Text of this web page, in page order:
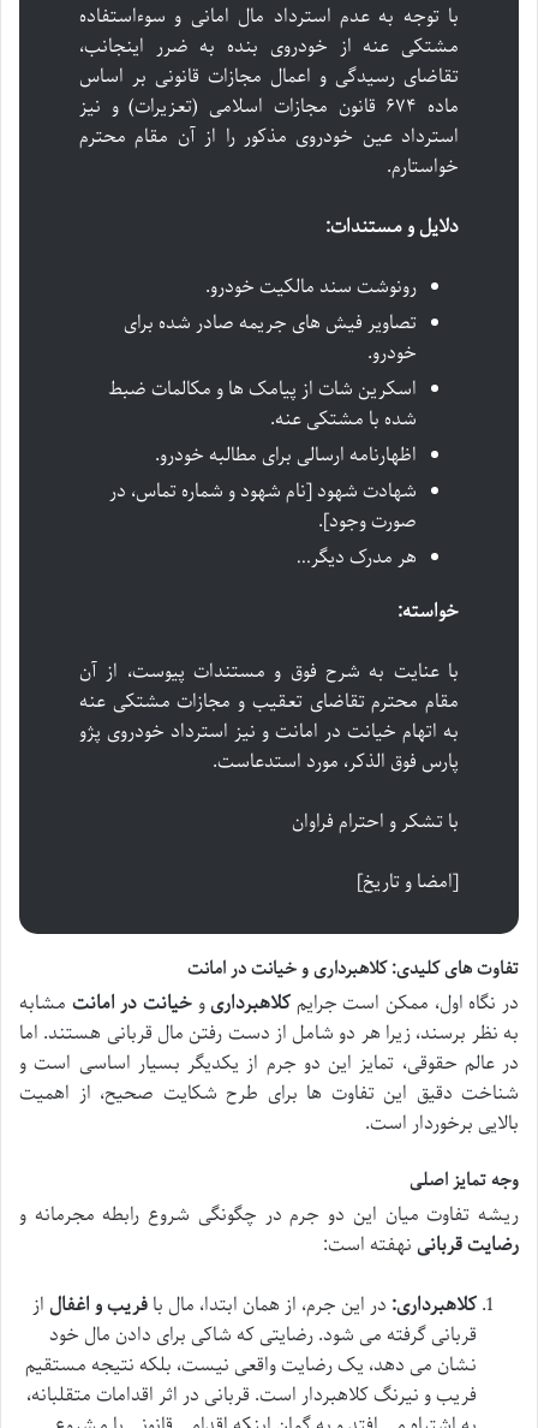
با توجه به عدم استرداد مال امانی و سوءاستفاده
مشتکی عنه از خودروی بنده به ضرر اینجانب،
تقاضای رسیدگی و اعمال مجازات قانونی بر اساس
ماده ۶۷۴ قانون مجازات اسلامی (تعزیرات) و نیز
استرداد عین خودروی مذکور را از آن مقام محترم
خواستارم.
دلایل و مستندات:
رونوشت سند مالکیت خودرو.
تصاویر فیش های جریمه صادر شده برای
خودرو.
اسکرین شات از پیامک ها و مکالمات ضبط
شده با مشتکی عنه.
اظهارنامه ارسالی برای مطالبه خودرو.
شهادت شهود [نام شهود و شماره تماس، در
صورت وجود].
هر مدرک دیگر…
خواسته:
با عنایت به شرح فوق و مستندات پیوست، از آن
مقام محترم تقاضای تعقیب و مجازات مشتکی عنه
به اتهام خیانت در امانت و نیز استرداد خودروی پژو
پارس فوق الذکر، مورد استدعاست.
با تشکر و احترام فراوان
[امضا و تاریخ]
تفاوت های کلیدی: کلاهبرداری و خیانت در امانت
در نگاه اول، ممکن است جرایمکلاهبرداریوخیانت در امانت مشابه
به نظر برسند، زیرا هر دو شامل از دست رفتن مال قربانی هستند. اما
در عالم حقوقی، تمایز این دو جرم از یکدیگر بسیار اساسی است و
شناخت دقیق این تفاوت ها برای طرح شکایت صحیح، از اهمیت
بالایی برخوردار است.
وجه تمایز اصلی
ریشه تفاوت میان این دو جرم در چگونگی شروع رابطه مجرمانه و
رضایت قربانینهفته است:
کلاهبرداری: در این جرم، از همان ابتدا، مال بافریب و اغفال از
قربانی گرفته می شود. رضایتی که شاکی برای دادن مال خود
نشان می دهد، یک رضایت واقعی نیست، بلکه نتیجه مستقیم
فریب و نیرنگ کلاهبردار است. قربانی در اثر اقدامات متقلبانه،